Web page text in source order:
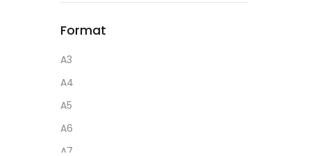
Factis
Fatih
Fiorello
Flexoffice
Format
A3
A4
A5
A6
A7